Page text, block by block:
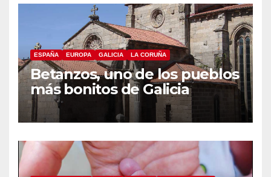
ESPAÑA EUROPA GALICIA LA CORUÑA
Betanzos, uno de los pueblos
más bonitos de Galicia